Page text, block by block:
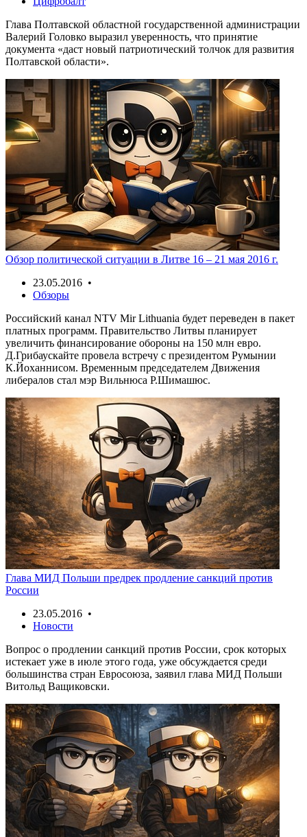
Глава Полтавской областной государственной администрации
Валерий Головко выразил уверенность, что принятие
документа «даст новый патриотический толчок для развития
Полтавской области».
Обзор политической ситуации в Литве 16 – 21 мая 2016 г.
23.05.2016 •
Обзоры
Российский канал NTV Mir Lithuania будет переведен в пакет
платных программ. Правительство Литвы планирует
увеличить финансирование обороны на 150 млн евро.
Д.Грибаускайте провела встречу с президентом Румынии
К.Йоханнисом. Временным председателем Движения
либералов стал мэр Вильнюса Р.Шимашюс.
Глава МИД Польши предрек продление санкций против
России
23.05.2016 •
Новости
Вопрос о продлении санкций против России, срок которых
истекает уже в июле этого года, уже обсуждается среди
большинства стран Евросоюза, заявил глава МИД Польши
Витольд Ващиковски.